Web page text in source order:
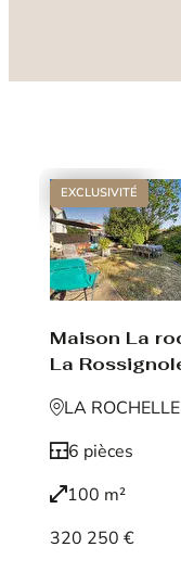
EXCLUSIVITÉ
Maison La
La
LA ROCHELLE
6 pièces
100 m²
320 250 €